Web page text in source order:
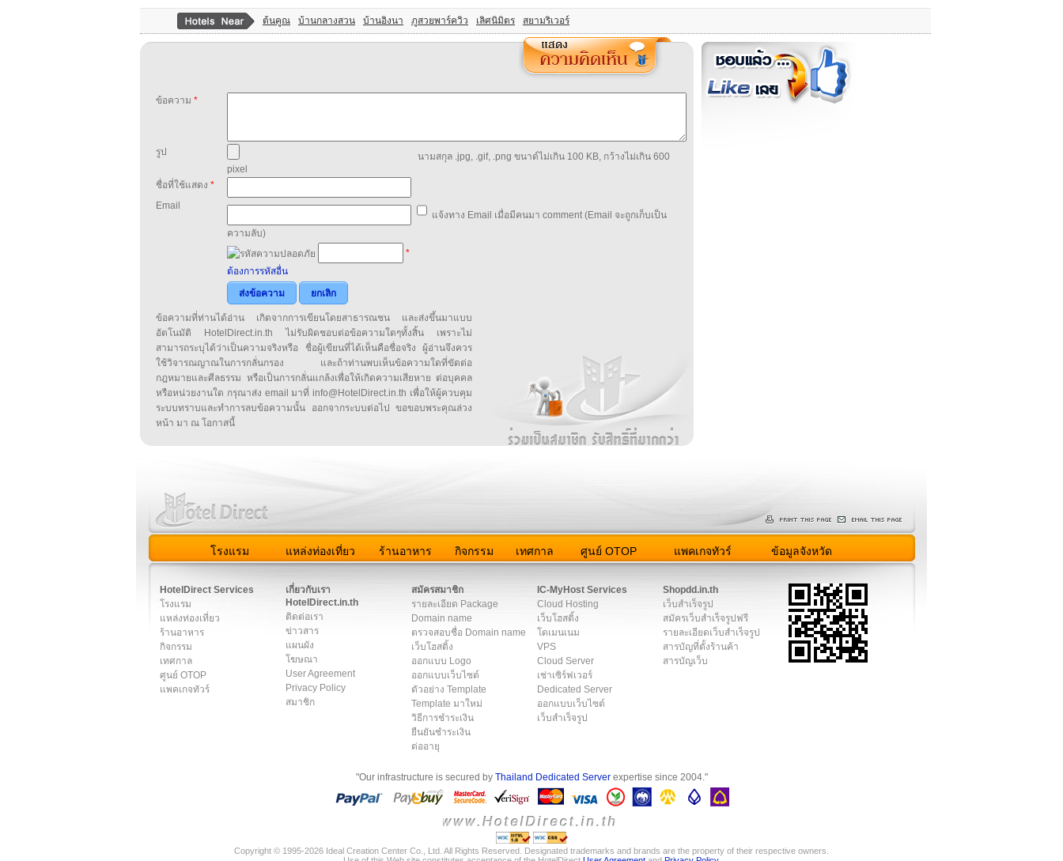
ต้นคูณ บ้านกลางสวน บ้านอิงนา ภูสวยพาร์ควิว เลิศนิมิตร สยามริเวอร์
ข้อความ *
รูป
นามสกุล .jpg, .gif, .png ขนาด์ไม่เกิน 100 KB, กว้างไม่เกิน 600
pixel
ชื่อที่ใช้แสดง *
Email
แจ้งทาง Email เมื่อมีคนมา comment (Email จะถูกเก็บเป็น
ความลับ)
*
ต้องการรหัสอื่น
ส่งข้อความ
ยกเลิก
ข้อความที่ท่านได้อ่าน เกิดจากการเขียนโดยสาธารณชน และส่งขึ้นมาแบบ
อัตโนมัติ HotelDirect.in.th ไม่รับผิดชอบต่อข้อความใดๆทั้งสิ้น เพราะไม่
สามารถระบุได้ว่าเป็นความจริงหรือ ชื่อผู้เขียนที่ได้เห็นคือชื่อจริง ผู้อ่านจึงควร
ใช้วิจารณญาณในการกลั่นกรอง และถ้าท่านพบเห็นข้อความใดที่ขัดต่อ
กฎหมายและศีลธรรม หรือเป็นการกลั่นแกล้งเพื่อให้เกิดความเสียหาย ต่อบุคคล
หรือหน่วยงานใด กรุณาส่ง email มาที่ info@HotelDirect.in.th เพื่อให้ผู้ควบคุม
ระบบทราบและทำการลบข้อความนั้น ออกจากระบบต่อไป ขอขอบพระคุณล่วง
หน้า มา ณ โอกาสนี้
โรงแรม แหล่งท่องเที่ยว ร้านอาหาร กิจกรรม เทศกาล ศูนย์ OTOP แพคเกจทัวร์ ข้อมูลจังหวัด
HotelDirect Services
โรงแรม
แหล่งท่องเที่ยว
ร้านอาหาร
กิจกรรม
เทศกาล
ศูนย์ OTOP
แพคเกจทัวร์
เกี่ยวกับเรา
HotelDirect.in.th
ติดต่อเรา
ข่าวสาร
แผนผัง
โฆษณา
User Agreement
Privacy Policy
สมาชิก
สมัครสมาชิก
รายละเอียด Package
Domain name
ตรวจสอบชื่อ Domain name
เว็บโฮสติ้ง
ออกแบบ Logo
ออกแบบเว็บไซต์
ตัวอย่าง Template
Template มาใหม่
วิธีการชำระเงิน
ยืนยันชำระเงิน
ต่ออายุ
IC-MyHost Services
Cloud Hosting
เว็บโฮสติ้ง
โดเมนเนม
VPS
Cloud Server
เช่าเซิร์ฟเวอร์
Dedicated Server
ออกแบบเว็บไซต์
เว็บสำเร็จรูป
Shopdd.in.th
เว็บสำเร็จรูป
สมัครเว็บสำเร็จรูปฟรี
รายละเอียดเว็บสำเร็จรูป
สารบัญที่ตั้งร้านค้า
สารบัญเว็บ
"Our infrastructure is secured by Thailand Dedicated Serverexpertise since 2004."
Copyright © 1995-2026 Ideal Creation Center Co., Ltd. All Rights Reserved. Designated trademarks and brands are the property of their respective owners.